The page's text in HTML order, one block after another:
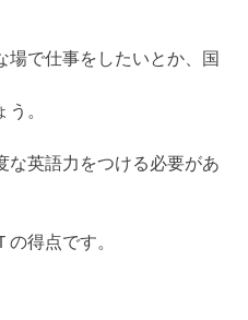
場で仕事をしたいとか、国
。
な英語力をつける必要があ
の得点です。